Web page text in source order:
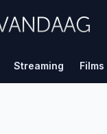
Streaming